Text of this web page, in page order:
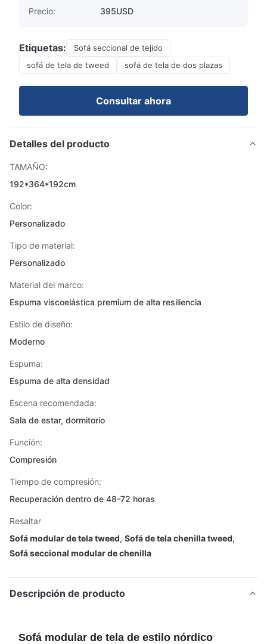
Precio:
395USD
Etiquetas:
Sofá seccional de tejido
sofá de tela de tweed
sofá de tela de dos plazas
Consultar ahora
Detalles del producto
TAMAÑO:
192*364*192cm
Color:
Personalizado
Tipo de material:
Personalizado
Material del marco:
Espuma viscoelástica premium de alta resiliencia
Estilo de diseño:
Moderno
Espuma:
Espuma de alta densidad
Escena recomendada:
Sala de estar, dormitorio
Función:
Compresión
Tiempo de compresión:
Recuperación dentro de 48-72 horas
Resaltar
Sofá modular de tela tweed, Sofá de tela chenilla tweed,
Sofá seccional modular de chenilla
Descripción de producto
Sofá modular de tela de estilo nórdico